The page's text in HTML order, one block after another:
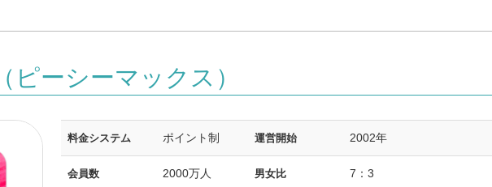
ピーシーマックス）
料金システム ポイント制 運営開始 2002年
会員数 2000万人 男女比 7：3